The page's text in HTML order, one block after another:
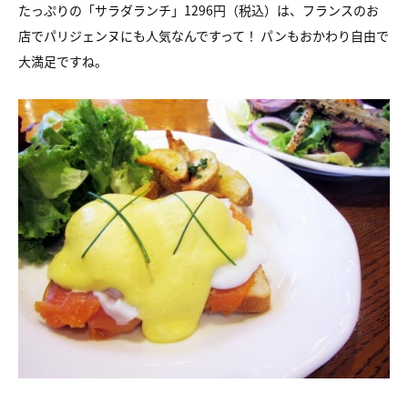
たっぷりの「サラダランチ」1296円（税込）は、フランスのお
店でパリジェンヌにも人気なんですって！ パンもおかわり自由で
大満足ですね。